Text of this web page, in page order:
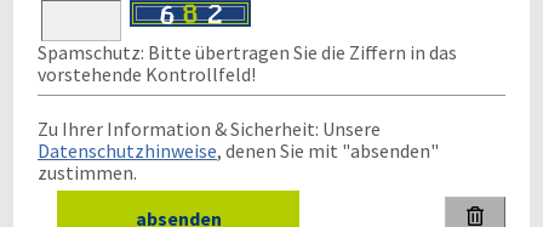
Spamschutz: Bitte übertragen Sie die Ziffern in das
vorstehende Kontrollfeld!
Zu Ihrer Information & Sicherheit: Unsere
Datenschutzhinweise, denen Sie mit "absenden"
zustimmen.
